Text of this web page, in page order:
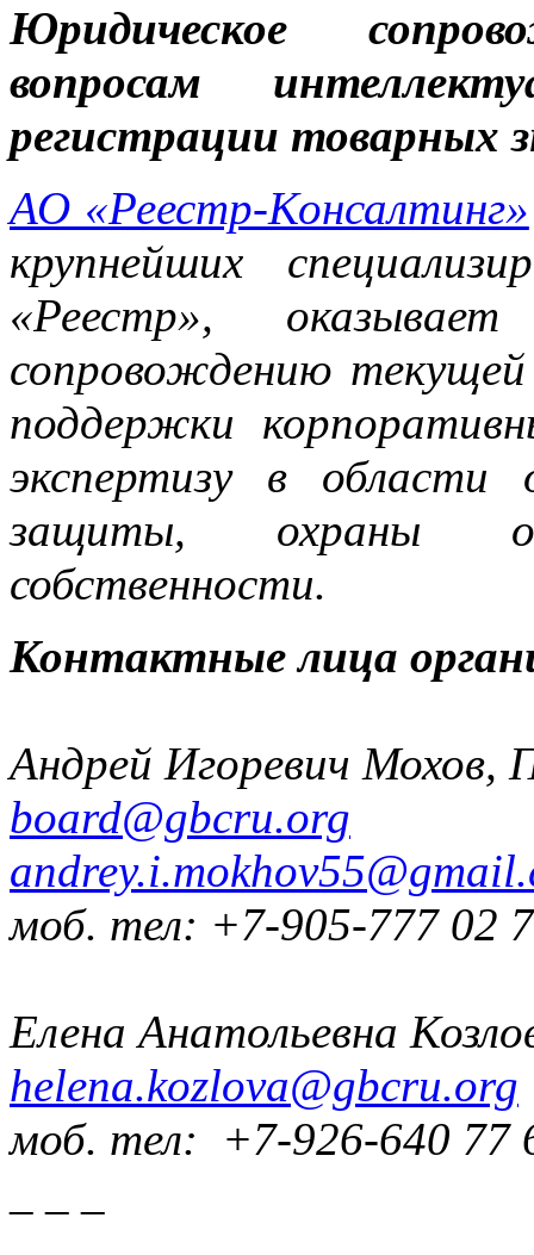
Юридическое
вопросам
регистрации товарных
АО «Реестр-Консалтинг»
крупнейших
«Реестр»,
сопровождению
поддержки
экспертизу в области
защиты, охраны
собственности.
Контактные лица
Андрей Игоревич Мохов,
board@gbcru.org
моб. тел: +7-905-777 02
Елена Анатольевна
helena.kozlova@gbcru.org
моб. тел: +7-926-640 77